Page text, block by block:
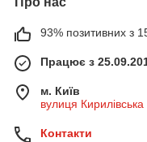
93% позитивних з 15
Працює з
м. Київ
вулиця
Контакти